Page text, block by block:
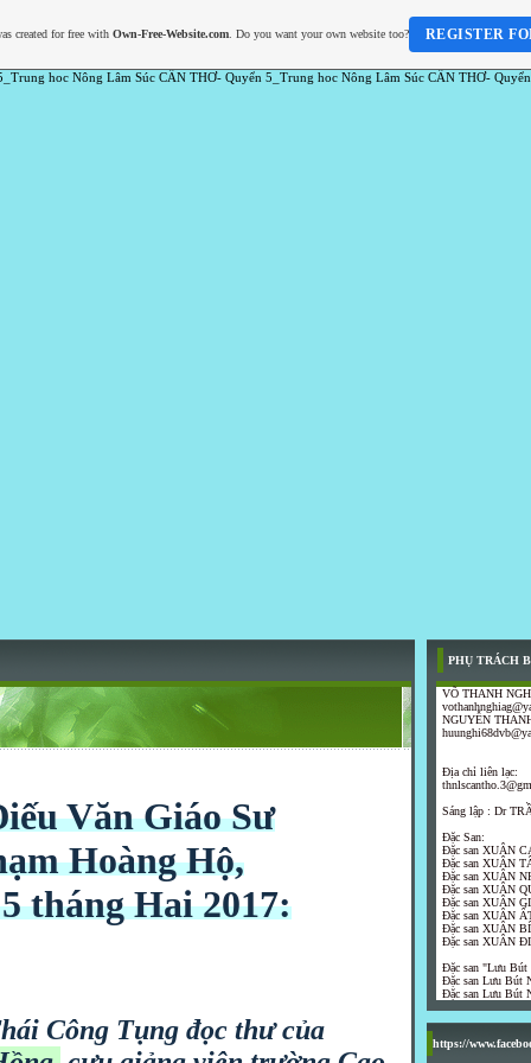
hoc Nông Lâm Súc CẦN THƠ- Quyển 5_Trung hoc Nông Lâm Súc CẦN THƠ-
Văn Giáo Sư
Hoàng Hộ,
tháng Hai 2017:
Công Tụng đọc thư của
PHỤ TRÁCH
VÕ THANH
NGUYỄN
Địa chỉ liên lạc:
Sáng lập : Dr
Đặc San:
Đặc san XUÂN
Đặc san XUÂN
Đặc san XUÂN
Đặc san XUÂN
Đặc san XUÂN
Đặc san XUÂN
Đặc san XUÂN
Đặc san XUÂN
Đặc san "Lưu Bút
Đặc san Lưu Bút
Đặc san Lưu Bút
https://
created for free with Own-Free-Website.com. Do you want your own website too? REGISTER